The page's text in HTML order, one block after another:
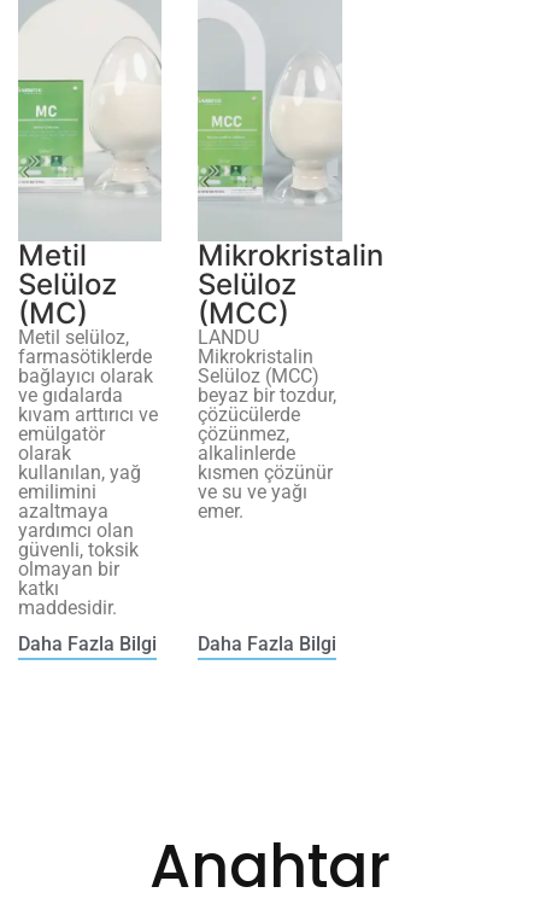
Metil
Selüloz
(MC)
Metil selüloz,
farmasötiklerde
bağlayıcı olarak
ve gıdalarda
kıvam arttırıcı ve
emülgatör
olarak
kullanılan, yağ
emilimini
azaltmaya
yardımcı olan
güvenli, toksik
olmayan bir
katkı
maddesidir.
Daha Fazla Bilgi
Mikrokristalin
Selüloz
(MCC)
LANDU
Mikrokristalin
Selüloz (MCC)
beyaz bir tozdur,
çözücülerde
çözünmez,
alkalinlerde
kısmen çözünür
ve su ve yağı
emer.
Daha Fazla Bilgi
Anahtar